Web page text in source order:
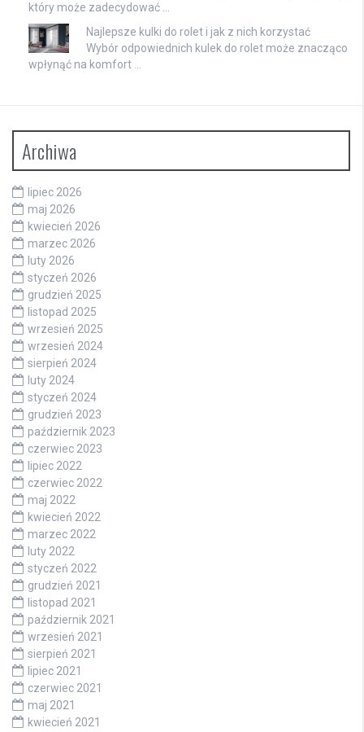
który może zadecydować …
Najlepsze kulki do rolet i jak z nich korzystać
Wybór odpowiednich kulek do rolet może znacząco
wpłynąć na komfort …
Archiwa
lipiec 2026
maj 2026
kwiecień 2026
marzec 2026
luty 2026
styczeń 2026
grudzień 2025
listopad 2025
wrzesień 2025
wrzesień 2024
sierpień 2024
luty 2024
styczeń 2024
grudzień 2023
październik 2023
czerwiec 2023
lipiec 2022
czerwiec 2022
maj 2022
kwiecień 2022
marzec 2022
luty 2022
styczeń 2022
grudzień 2021
listopad 2021
październik 2021
wrzesień 2021
sierpień 2021
lipiec 2021
czerwiec 2021
maj 2021
kwiecień 2021